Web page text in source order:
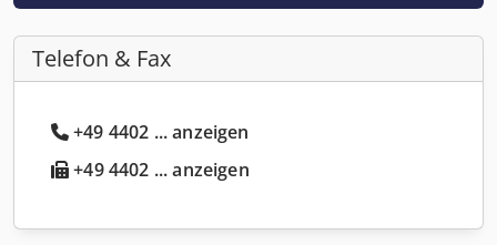
Telefon & Fax
+49 4402 ... anzeigen
+49 4402 ... anzeigen